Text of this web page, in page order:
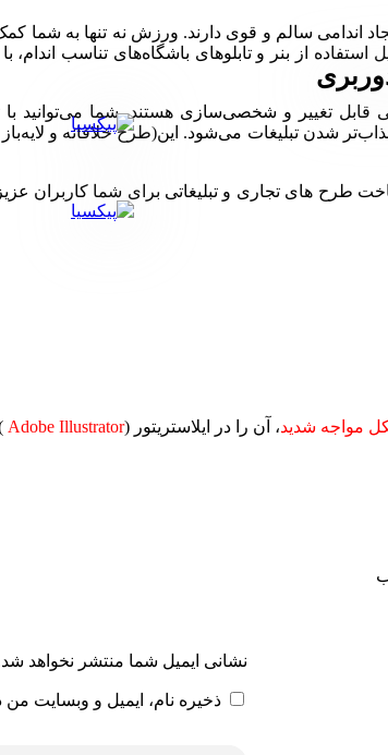
سالم و قوی دارند. ورزش نه تنها به شما کمک
از بنر و تابلوهای باشگاه‌های تناسب
قابل تغییر و شخصی‌سازی هستند. شما می‌توانید
های تجاری و تبلیغاتی برای شما کاربران عزیز
مواجه شدید، آن را در ایلاستریتور (Adobe Illustrator
نشانی ایمیل شما منتشر نخواهد
ذخیره نام، ایمیل و وبسایت